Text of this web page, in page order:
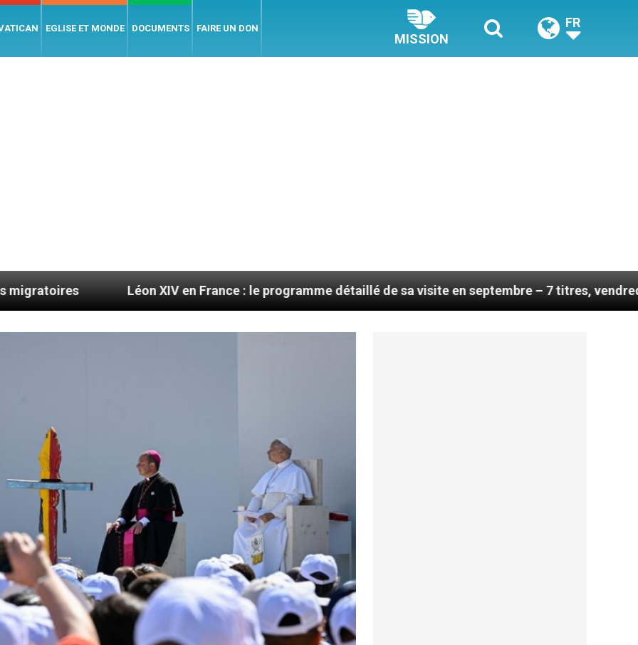
EGLISE ET MONDE DOCUMENTS FAIRE UN DON
MISSION
FR
Léon XIV en France : le programme détaillé de sa visite en septembre – 7 titres, vendredi 7 août 2026